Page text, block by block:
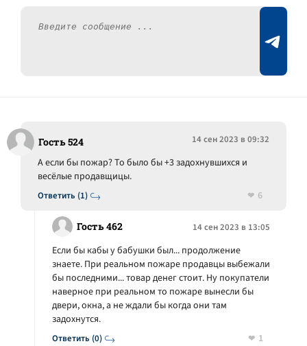
Гость 524 14 сен 2023 в 09:32
Ответить (1)
А если бы пожар? То было бы +3 задохнувшихся и
весёлые продавщицы.
6
Гость 462 14 сен 2023 в 13:05
Ответить (0)
Если бы кабы у бабушки был... продолжение
знаете. При реальном пожаре продавцы выбежали
бы последними... товар денег стоит. Ну покупатели
наверное при реальном то пожаре вынесли бы
двери, окна, а не ждали бы когда они там
задохнутся.
1